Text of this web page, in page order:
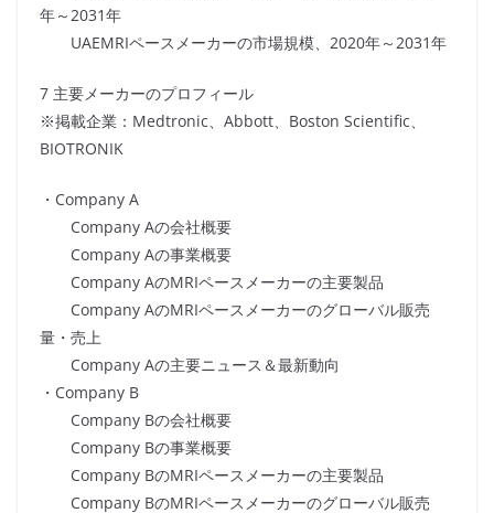
年～2031年
UAEMRIペースメーカーの市場規模、2020年～2031年
7 主要メーカーのプロフィール
※掲載企業：Medtronic、Abbott、Boston Scientific、
BIOTRONIK
・Company A
Company Aの会社概要
Company Aの事業概要
Company AのMRIペースメーカーの主要製品
Company AのMRIペースメーカーのグローバル販売
量・売上
Company Aの主要ニュース＆最新動向
・Company B
Company Bの会社概要
Company Bの事業概要
Company BのMRIペースメーカーの主要製品
Company BのMRIペースメーカーのグローバル販売